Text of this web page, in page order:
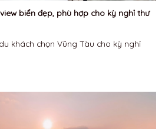
biển đẹp, phù hợp cho kỳ nghỉ thư
khách chọn Vũng Tàu cho kỳ nghỉ